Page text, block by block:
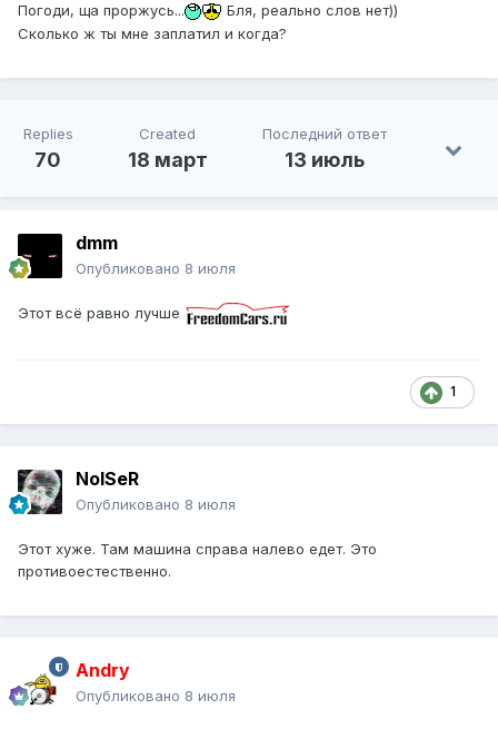
Погоди, ща проржусь...
Бля, реально слов нет))
Сколько ж ты мне заплатил и когда?
Replies
70
Created
18 март
Последний ответ
13 июль
dmm
Опубликовано 8 июля
Этот всё равно лучше
1
NoISeR
Опубликовано 8 июля
Этот хуже. Там машина справа налево едет. Это
противоестественно.
Andry
Опубликовано 8 июля